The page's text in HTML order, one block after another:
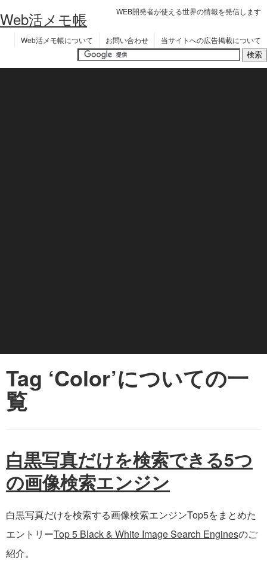
Web活メモ帳 WEB開発者が使える世界の情報を発信します
Web活メモ帳について お問い合わせ 当サイトへの広告掲載について
Tag ‘Color’についての一
覧
白黒写真だけを検索できる5つ
の画像検索エンジン
白黒写真だけを検索する画像検索エンジンTop5をまとめた
エントリーTop 5 Black & White Image Search Enginesのご
紹介。